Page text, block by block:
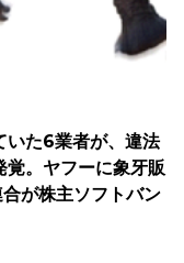
いた6業者が、違法
。ヤフーに象牙販
が株主ソフトバン